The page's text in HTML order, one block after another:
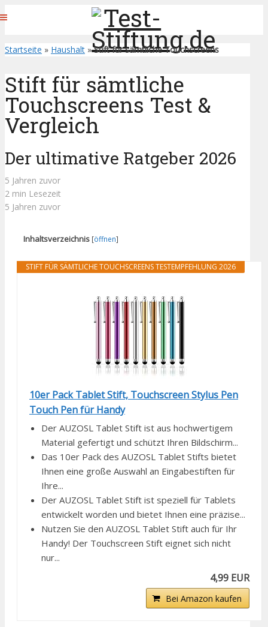
Startseite » Haushalt »Stift für sämtliche Touchscreens
Stift für sämtliche
Touchscreens Test &
Vergleich
Der ultimative Ratgeber 2026
5 Jahren zuvor
2 min Lesezeit
5 Jahren zuvor
Inhaltsverzeichnis [öffnen]
STIFT FÜR SÄMTLICHE TOUCHSCREENS TESTEMPFEHLUNG 2026
10er Pack Tablet Stift, Touchscreen Stylus Pen
Touch Pen für Handy
Der AUZOSL Tablet Stift ist aus hochwertigem
Material gefertigt und schützt Ihren Bildschirm...
Das 10er Pack des AUZOSL Tablet Stifts bietet
Ihnen eine große Auswahl an Eingabestiften für
Ihre...
Der AUZOSL Tablet Stift ist speziell für Tablets
entwickelt worden und bietet Ihnen eine präzise...
Nutzen Sie den AUZOSL Tablet Stift auch für Ihr
Handy! Der Touchscreen Stift eignet sich nicht
nur...
4,99 EUR
Bei Amazon kaufen